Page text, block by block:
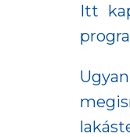
Itt